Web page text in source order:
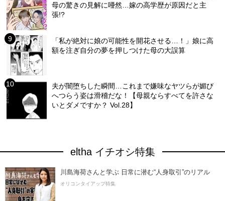
母の驚きの見解に唖然…嫁の高学歴が原因だと主
張!?
「私が絶対に娘の可能性を開花させる…！」娘に高
額を注ぎ自分の夢を押しつけた母の大誤算
夫が闇堕ちした瞬間…これまで嫌味なヤツらが媚び
へつらう姿は滑稽だな！【母親ならすべてを許さな
いとダメですか？ Vol.28】
eltha イチオシ特集
川島海荷さんと学ぶ 日常に潜む“人身取引”のリアル
オリコンタイアップ特集